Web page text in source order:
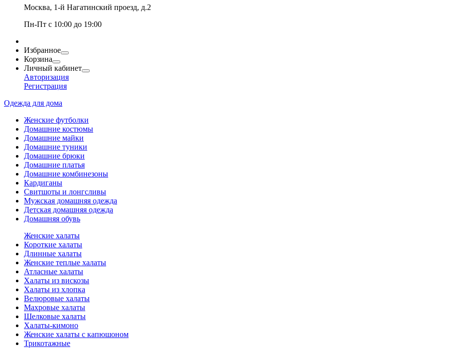
Москва, 1-й Нагатинский проезд, д.2
Пн-Пт с 10:00 до 19:00
Избранное
Корзина
Личный кабинет
Авторизация
Регистрация
Одежда для дома
Женские футболки
Домашние костюмы
Домашние майки
Домашние туники
Домашние брюки
Домашние платья
Домашние комбинезоны
Кардиганы
Свитшоты и лонгсливы
Мужская домашняя одежда
Детская домашняя одежда
Домашняя обувь
Женские халаты
Короткие халаты
Длинные халаты
Женские теплые халаты
Атласные халаты
Халаты из вискозы
Халаты из хлопка
Велюровые халаты
Махровые халаты
Шелковые халаты
Халаты-кимоно
Женские халаты с капюшоном
Трикотажные